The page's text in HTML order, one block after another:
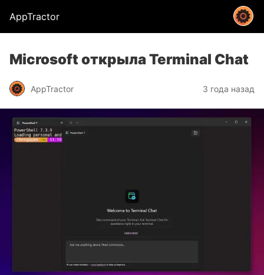
AppTractor
Microsoft открыла Terminal Chat
AppTractor 3 года назад